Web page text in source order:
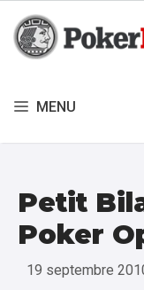
contenu
MENU
Petit
Poker
19 septembre